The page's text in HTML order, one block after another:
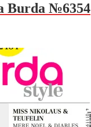
Burda №6354